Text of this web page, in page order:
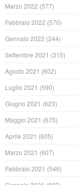
Marzo 2022 (577)
Febbraio 2022 (570)
Gennaio 2022 (244)
Settembre 2021 (315)
Agosto 2021 (602)
Luglio 2021 (590)
Giugno 2021 (623)
Maggio 2021 (675)
Aprile 2021 (605)
Marzo 2021 (607)
Febbraio 2021 (546)